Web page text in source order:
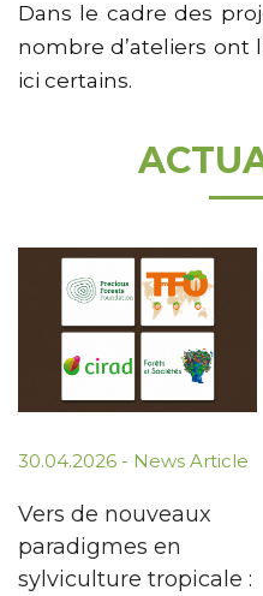
Dans le cadre des
nombre d’ateliers ont
ici certains.
30.04.2026 - News Article
Vers de nouveaux
paradigmes en
sylviculture tropicale :